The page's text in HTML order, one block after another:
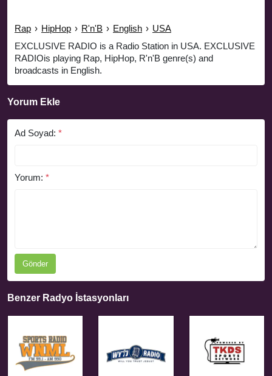
Rap › HipHop › R'n'B › English › USA
EXCLUSIVE RADIO is a Radio Station in USA. EXCLUSIVE
RADIOis playing Rap, HipHop, R'n'B genre(s) and
broadcasts in English.
Yorum Ekle
Ad Soyad: *
Yorum: *
Gönder
Benzer Radyo İstasyonları